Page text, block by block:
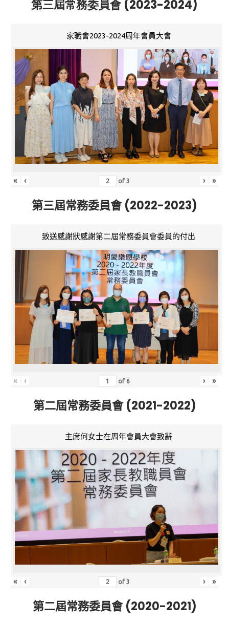
第三屆常務委員會 (2023-2024)
家職會2023-2024周年會員大會
« ‹ of3 › »
第三屆常務委員會 (2022-2023)
致送感謝狀感謝第二屆常務委員會委員的付出
« ‹ of 6 › »
第二屆常務委員會 (2021-2022)
主席何女士在周年會員大會致辭
« ‹ of3 › »
第二屆常務委員會 (2020-2021)